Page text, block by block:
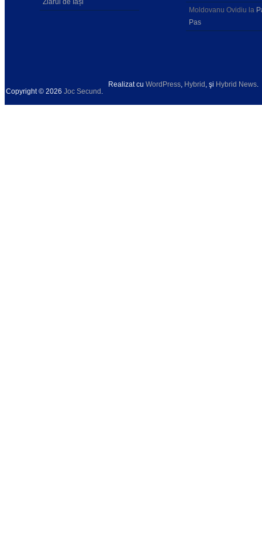
Moldovanu Ovidiu la
Pas
Copyright © 2026 Joc Secund
Realizat cu WordPress Hybrid , şi Hybrid News